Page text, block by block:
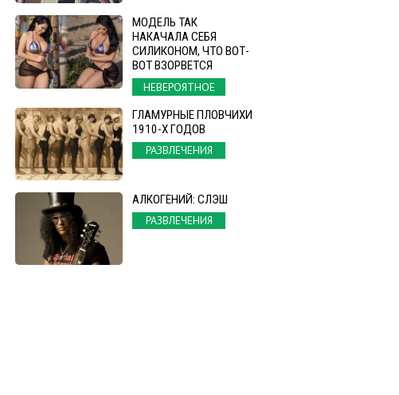
МОДЕЛЬ ТАК
НАКАЧАЛА СЕБЯ
СИЛИКОНОМ, ЧТО ВОТ-
ВОТ ВЗОРВЕТСЯ
НЕВЕРОЯТНОЕ
ГЛАМУРНЫЕ ПЛОВЧИХИ
1910-Х ГОДОВ
РАЗВЛЕЧЕНИЯ
АЛКОГЕНИЙ: СЛЭШ
РАЗВЛЕЧЕНИЯ